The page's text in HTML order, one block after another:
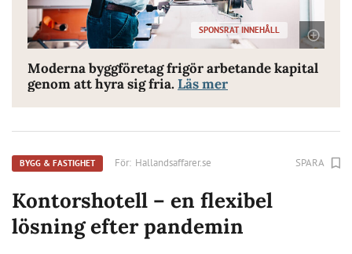
SPONSRAT INNEHÅLL
Moderna byggföretag frigör arbetande kapital
genom att hyra sig fria.Läs mer
BYGG & FASTIGHET För: Hallandsaffarer.se SPARA
Kontorshotell – en flexibel
lösning efter pandemin